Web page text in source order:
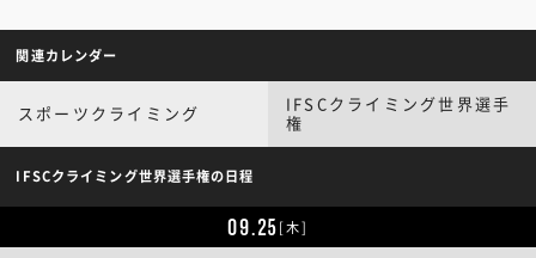
関連カレンダー
スポーツクライミング
IFSCクライミング世界選手
権
IFSCクライミング世界選手権の日程
09.25[木]